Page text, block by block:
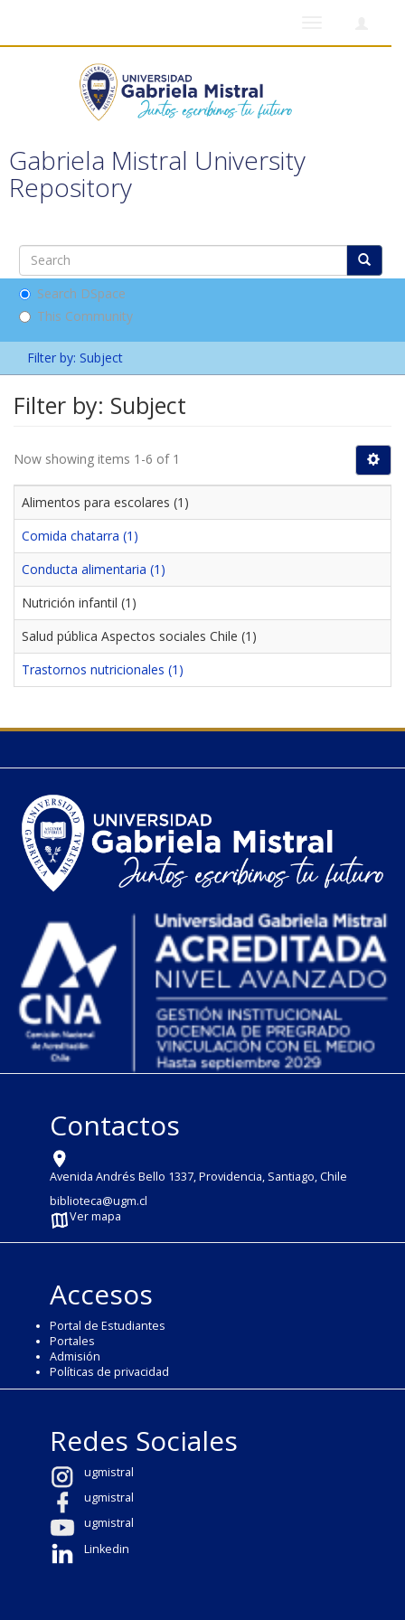
Gabriela Mistral University
Repository
Search DSpace
This Community
Filter by: Subject
Filter by: Subject
Now showing items 1-6 of 1
Alimentos para escolares (1)
Comida chatarra (1)
Conducta alimentaria (1)
Nutrición infantil (1)
Salud pública Aspectos sociales Chile (1)
Trastornos nutricionales (1)
Contactos
Avenida Andrés Bello 1337, Providencia, Santiago, Chile
biblioteca@ugm.cl
Ver mapa
Accesos
Portal de Estudiantes
Portales
Admisión
Políticas de privacidad
Redes Sociales
ugmistral
ugmistral
ugmistral
Linkedin